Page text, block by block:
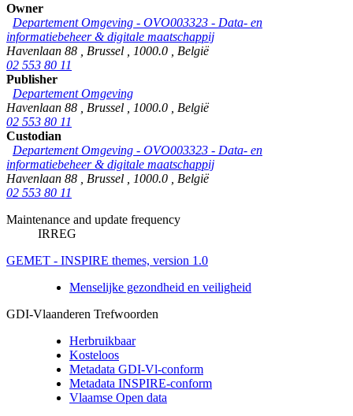
Owner
Departement Omgeving - OVO003323 - Data- en
informatiebeheer & digitale maatschappij
Havenlaan 88
Brussel 1000.0
België
02 553 80 11
Publisher
Departement Omgeving
Havenlaan 88
Brussel 1000.0
België
02 553 80 11
Custodian
Departement Omgeving - OVO003323 - Data- en
informatiebeheer & digitale maatschappij
Havenlaan 88
Brussel 1000.0
België
02 553 80 11
Maintenance and update frequency
IRREG
GEMET - INSPIRE themes, version 1.0
Menselijke gezondheid en veiligheid
GDI-Vlaanderen Trefwoorden
Herbruikbaar
Kosteloos
Metadata GDI-Vl-conform
Metadata INSPIRE-conform
Vlaamse Open data